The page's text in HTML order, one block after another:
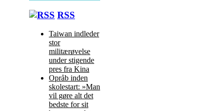
RSS
Taiwan indleder
stor
militærøvelse
under stigende
pres fra Kina
Opråb inden
skolestart: »Man
vil gøre alt det
bedste for sit